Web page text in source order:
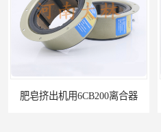
肥皂挤出机用6CB200离合器